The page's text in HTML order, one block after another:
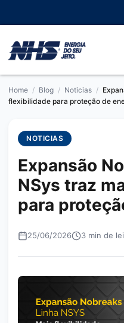
Home / Blog / Noticias /
flexibilidade para proteção de
NOTICIAS
Expansão
NSys traz
para
25/06/2026 3 min de